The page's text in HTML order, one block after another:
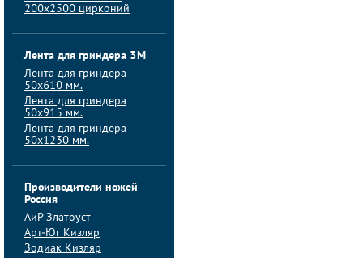
200х2500 цирконий
Лента для гриндера 3M
Лента для гриндера
50x610 мм.
Лента для гриндера
50x915 мм.
Лента для гриндера
50x1230 мм.
Производители ножей
Россия
АиP Златоуст
Арт-Юг Кизляр
Зодиак Кизляр